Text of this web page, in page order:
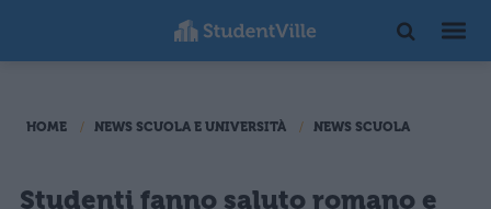
HOME NEWS SCUOLA E UNIVERSITÀ NEWS SCUOLA
Studenti fanno saluto romano e